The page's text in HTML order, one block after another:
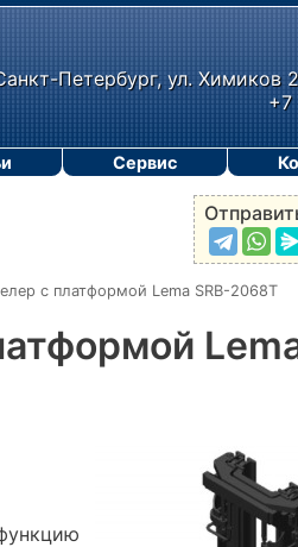
Петербург, ул. Химиков
+7
с платформой Lema SRB-2068T
Сервис